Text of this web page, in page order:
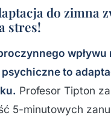
do zimna
stres!
wpływu
to
Profesor Tipton
5-minutowych